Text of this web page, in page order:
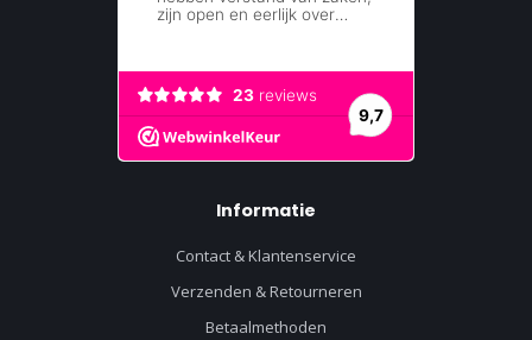
Informatie
Contact & Klantenservice
Verzenden & Retourneren
Betaalmethoden